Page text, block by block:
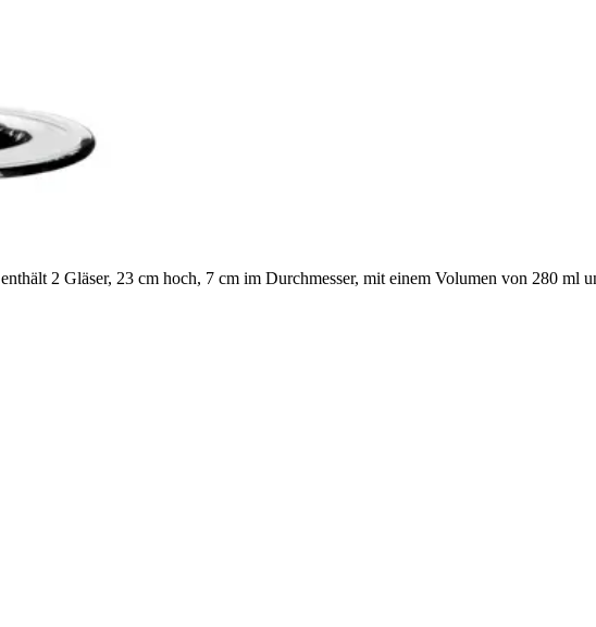
2 Gläser, 23 cm hoch, 7 cm im Durchmesser, mit einem Volumen von 280 ml